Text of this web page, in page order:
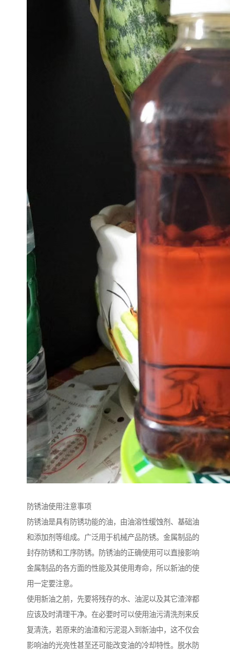
防锈油使用注意事项
防锈油是具有防锈功能的油，由油溶性缓蚀剂、基础油
和添加剂等组成。广泛用于机械产品防锈。金属制品的
封存防锈和工序防锈。防锈油的正确使用可以直接影响
金属制品的各方面的性能及其使用寿命，所以新油的使
用一定要注意。
使用新油之前，先要将残存的水、油泥以及其它渣滓都
应该及时清理干净。在必要时可以使用油污清洗剂来反
复清洗，若原来的油渣和污泥混入到新油中，这不仅会
影响油的光亮性甚至还可能改变油的冷却特性。脱水防